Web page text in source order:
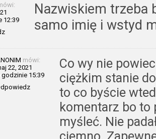
12:39
Nazwiskiem trzeba
samo imię i wstyd
mówi:
22, 2021
godzinie 15:39
Co wy nie
ciężkim stanie
to co byście
komentarz bo to
myśleć. Nie